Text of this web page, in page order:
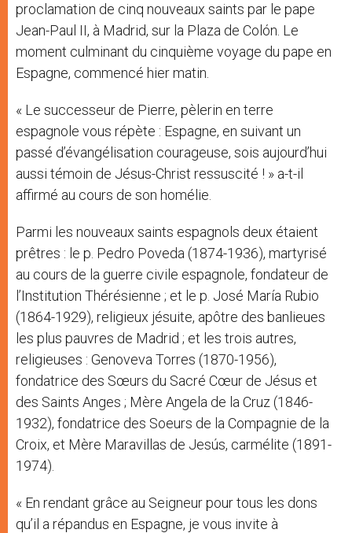
proclamation de cinq nouveaux saints par le pape
Jean-Paul II, à Madrid, sur la Plaza de Colón. Le
moment culminant du cinquième voyage du pape en
Espagne, commencé hier matin.
« Le successeur de Pierre, pèlerin en terre
espagnole vous répète : Espagne, en suivant un
passé d’évangélisation courageuse, sois aujourd’hui
aussi témoin de Jésus-Christ ressuscité ! » a-t-il
affirmé au cours de son homélie.
Parmi les nouveaux saints espagnols deux étaient
prêtres : le p. Pedro Poveda (1874-1936), martyrisé
au cours de la guerre civile espagnole, fondateur de
l’Institution Thérésienne ; et le p. José María Rubio
(1864-1929), religieux jésuite, apôtre des banlieues
les plus pauvres de Madrid ; et les trois autres,
religieuses : Genoveva Torres (1870-1956),
fondatrice des Sœurs du Sacré Cœur de Jésus et
des Saints Anges ; Mère Angela de la Cruz (1846-
1932), fondatrice des Soeurs de la Compagnie de la
Croix, et Mère Maravillas de Jesús, carmélite (1891-
1974).
« En rendant grâce au Seigneur pour tous les dons
qu’il a répandus en Espagne, je vous invite à